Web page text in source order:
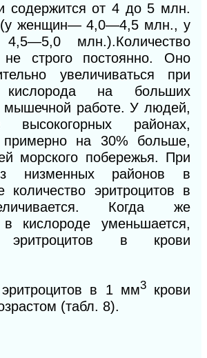
содержится от 4 до 5 млн.
у женщин— 4,0—4,5 млн., у
млн.).Количество
не строго постоянно. Оно
увеличиваться при
кислорода на больших
мышечной работе. У людей,
районах,
примерно на 30% больше,
морского побережья. При
низменных районов в
количество эритроцитов в
Когда же
в кислороде уменьшается,
эритроцитов в крови
в 1 мм3крови
(табл. 8).